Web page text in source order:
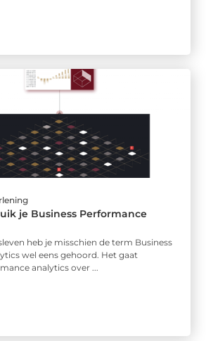
je Business Performance
heb je misschien de term Business
wel eens gehoord. Het gaat
analytics over ...